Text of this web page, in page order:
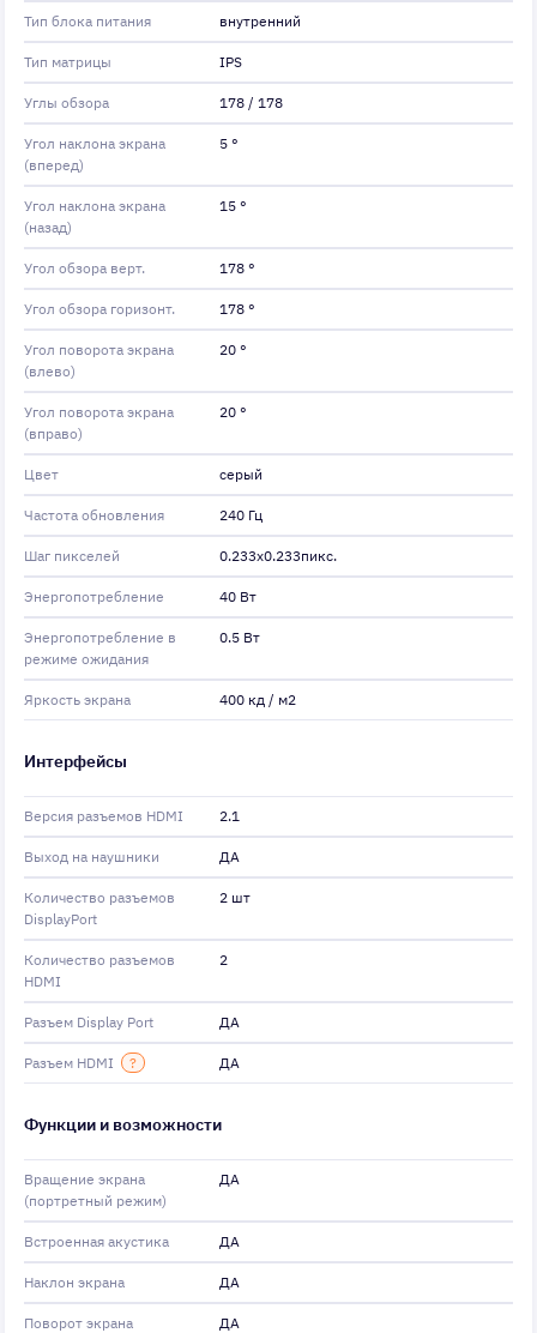
Тип блока питания внутренний
Тип матрицы IPS
Углы обзора 178 / 178
Угол наклона экрана
(вперед)
5 °
Угол наклона экрана
(назад)
15 °
Угол обзора верт. 178 °
Угол обзора горизонт. 178 °
Угол поворота экрана
(влево)
20 °
Угол поворота экрана
(вправо)
20 °
Цвет серый
Частота обновления 240 Гц
Шаг пикселей 0.233x0.233пикс.
Энергопотребление 40 Вт
Энергопотребление в
режиме ожидания
0.5 Вт
Яркость экрана 400 кд / м2
Интерфейсы
Версия разъемов HDMI 2.1
Выход на наушники ДА
Количество разъемов
DisplayPort
2 шт
Количество разъемов
HDMI
2
Разъем Display Port ДА
Разъем HDMI ? ДА
Функции и возможности
Вращение экрана
(портретный режим)
ДА
Встроенная акустика ДА
Наклон экрана ДА
Поворот экрана ДА